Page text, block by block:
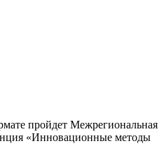
пройдет Межрегиональная
«Инновационные методы